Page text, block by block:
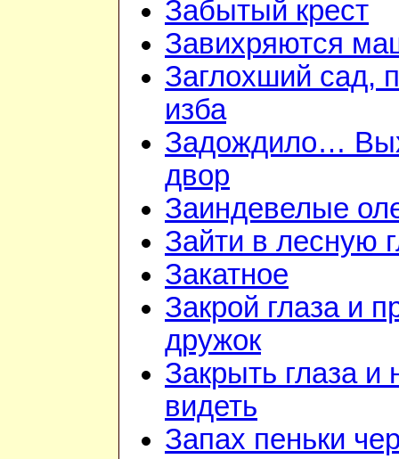
Забытый крест
Завихряются
Заглохший сад,
изба
Задождило…
двор
Заиндевелые
Зайти в лесную
Закатное
Закрой глаза и
дружок
Закрыть глаза и
видеть
Запах пеньки